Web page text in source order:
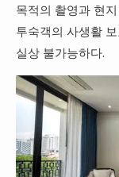
목적의 촬영과 현
투숙객의 사생활
실상 불가능하다.